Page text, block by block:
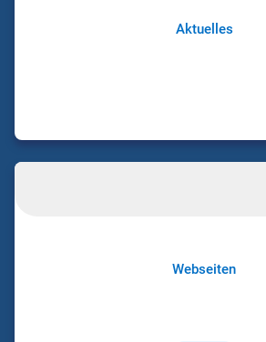
Aktuelles
Webseiten